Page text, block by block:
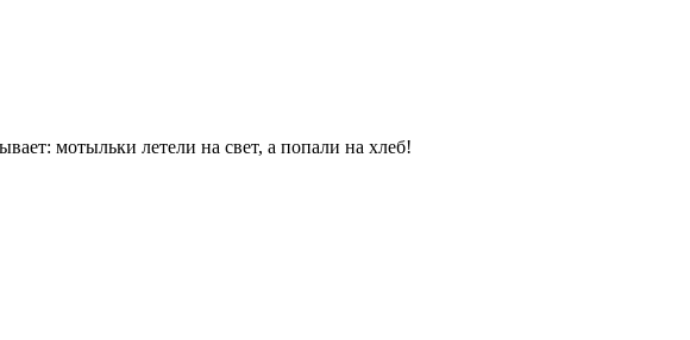
мотыльки летели на свет, а попали на хлеб!